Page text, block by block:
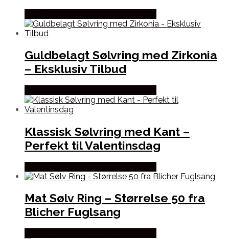
Guldbelagt Sølvring med Zirkonia
– Eksklusiv Tilbud
Klassisk Sølvring med Kant –
Perfekt til Valentinsdag
Mat Sølv Ring – Størrelse 50 fra
Blicher Fuglsang